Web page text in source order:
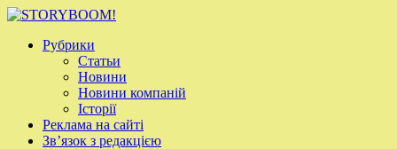
Рубрики
Статьи
Новини
Новини компаній
Історії
Реклама на сайті
Зв’язок з редакцією